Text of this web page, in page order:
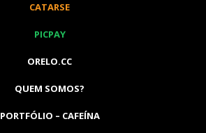
CATARSE
PICPAY
ORELO.CC
QUEM SOMOS?
PORTFÓLIO – CAFEÍNA